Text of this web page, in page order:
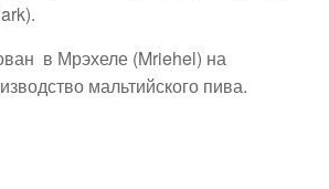
в Мрэхеле (Mriehel) на
мальтийского пива.